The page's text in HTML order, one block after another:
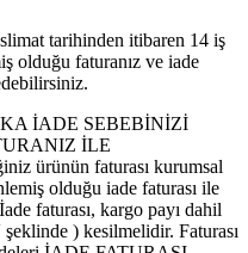
tarihinden itibaren 14 iş
olduğu faturanız ve iade
İADE SEBEBİNİZİ
İLE
ürünün faturası kurumsal
olduğu iade faturası ile
faturası, kargo payı dahil
) kesilmelidir. Faturası